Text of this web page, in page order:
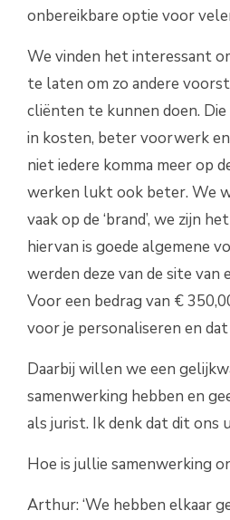
onbereikbare optie voor
We vinden het interessant
te laten om zo andere
cliënten te kunnen doen.
in kosten, beter voorwerk
niet iedere komma meer op
werken lukt ook beter. We
vaak op de ‘brand’, we zijn
hiervan is goede algemene
werden deze van de site van
Voor een bedrag van €
voor je personaliseren en
Daarbij willen we een
samenwerking hebben en
als jurist. Ik denk dat dit ons
Hoe is jullie samenwerking
Arthur: ‘We hebben elkaar